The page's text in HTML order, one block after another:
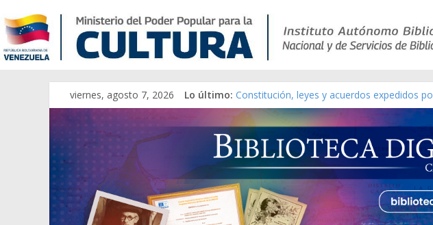
viernes, agosto 7, 2026 Lo último: Constitución, leyes y acuerdos expedidos
Una Parálisis [material gráfico]
Modesta Bor Sánchez [material gráfico]
Gaceta Oficial de la República de Venezuela
Catálogo temático de obras de Modesta